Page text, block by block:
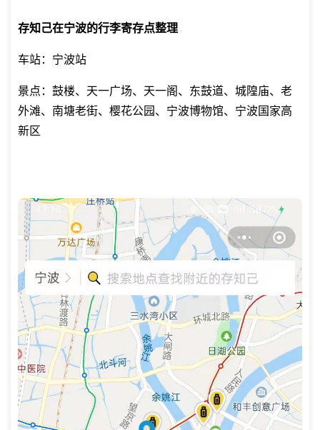
存知己在宁波的行李寄存点整理
车站：宁波站
景点：鼓楼、天一广场、天一阁、东鼓道、城隍庙、老
外滩、南塘老街、樱花公园、宁波博物馆、宁波国家高
新区